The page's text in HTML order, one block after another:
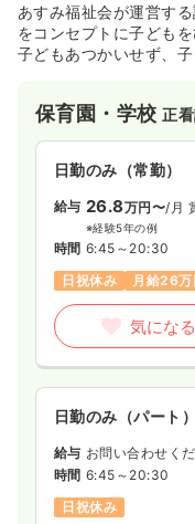
あすみ福祉会が運営す
をコンセプトに子ども
子どもあつかいせず、
保育園・学校正
日勤のみ（常勤）
給与 26.8万円〜/月
※経験5年の例
時間 6:45～20:30
日祝休み
月給26万
気になる
日勤のみ（パート）
給与 お問い合わせく
時間 6:45～20:30
日祝休み